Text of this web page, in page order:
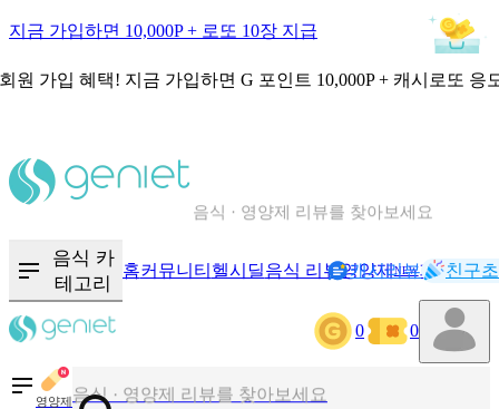
지금 가입하면 10,000P + 로또 10장 지급
원 가입 혜택! 지금 가입하면 G 포인트 10,000P + 캐시로또 응
칼로리와 영양성분을 검색해보세요
음식 카
테고리
홈커뮤니티 헬시딜음식 리뷰영양제NEW기록
캐시리뷰 친구
0 0
영양제
칼로리와 영양성분을 검색해보세요